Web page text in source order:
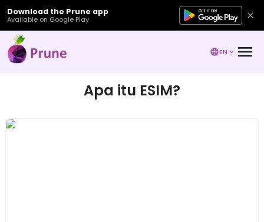
Download the Prune app
Available on Google Play
EN
Apa itu ESIM?